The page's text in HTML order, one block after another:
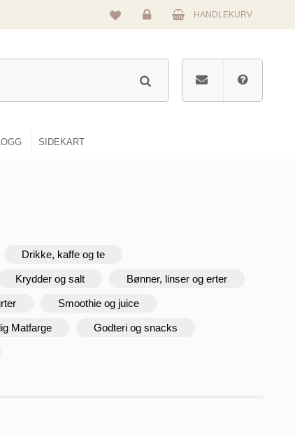
Logg
HANDLEKURV
SIDEKART
Drikke, kaffe og te
Krydder og salt Bønner, linser og erter
Smoothie og juice
Matfarge Godteri og snacks